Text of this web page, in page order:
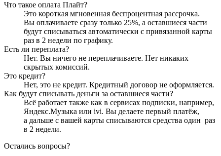
Что такое оплата Плайт?
Это короткая мгновенная беспроцентная рассрочка.
Вы оплачиваете сразу только 25%, а оставшиеся части
будут списываться автоматически с привязанной карты
раз в 2 недели по графику.
Есть ли переплата?
Нет. Вы ничего не переплачиваете. Нет никаких
скрытых комиссий.
Это кредит?
Нет, это не кредит. Кредитный договор не оформляется.
Как будут списывать деньги за оставшиеся части?
Всё работает также как в сервисах подписки, например,
Яндекс.Музыка или ivi. Вы делаете первый платёж,
а дальше с вашей карты списываются средства один раз
в 2 недели.
Остались вопросы?